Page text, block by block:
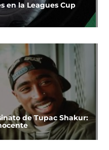
en la Leagues Cup
de Tupac Shakur: